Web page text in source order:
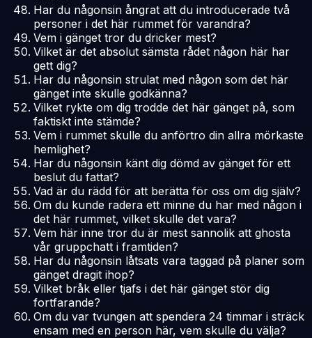
Har du någonsin ångrat att du introducerade två
personer i det här rummet för varandra?
Vem i gänget tror du dricker mest?
Vilket är det absolut sämsta rådet någon här har
gett dig?
Har du någonsin strulat med någon som det här
gänget inte skulle godkänna?
Vilket rykte om dig trodde det här gänget på, som
faktiskt inte stämde?
Vem i rummet skulle du anförtro din allra mörkaste
hemlighet?
Har du någonsin känt dig dömd av gänget för ett
beslut du fattat?
Vad är du rädd för att berätta för oss om dig själv?
Om du kunde radera ett minne du har med någon i
det här rummet, vilket skulle det vara?
Vem här inne tror du är mest sannolik att ghosta
vår gruppchatt i framtiden?
Har du någonsin låtsats vara taggad på planer som
gänget dragit ihop?
Vilket bråk eller tjafs i det här gänget stör dig
fortfarande?
Om du var tvungen att spendera 24 timmar i sträck
ensam med en person här, vem skulle du välja?